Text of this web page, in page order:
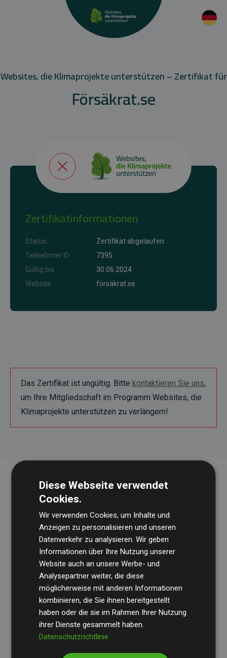
Websites, die Klimaprojekte unterstützen – Zertifikat für
Försäkrat.se
Zertifikatinformationen
Status
Zertifikat abgelaufen
Teilnehmer ID
7395
Gültig bis
30.06.2024
Website
försäkrat.se
Das Zertifikat ist ungültig. Bitte kontaktieren Sie uns,
um Ihre Mitgliedschaft im Programm Websites, die
Klimaprojekte unterstützen zu verlängern!
Die Wirtschaftsprüfungsgesellschaft BDOüberprüft
regelmäßig unsere Berechnungen und Methodik, um
Transparenz und Verlässlichkeit sicherzustellen.
Ihre Prüfungen belegen, dass unsere Investitionen in
Klimaschutzprojekte im Durchschnitt200 % der
geschätzten CO₂-Emissionender teilnehmenden
Websites kompensieren – ein klarer Nachweis für die
messbare Klimawirkung unseres Ansatzes.
Diese Webseite verwendet
Cookies.
Wir verwenden Cookies, um Inhalte und
Anzeigen zu personalisieren und unseren
Datenverkehr zu analysieren. Wir geben
Informationen über Ihre Nutzung unserer
Website auch an unsere Werbe- und
Analysepartner weiter, die diese
möglicherweise mit anderen Informationen
kombinieren, die Sie ihnen bereitgestellt
haben oder die sie im Rahmen Ihrer Nutzung
ihrer Dienste gesammelt haben.
Datenschutzrichtlinie